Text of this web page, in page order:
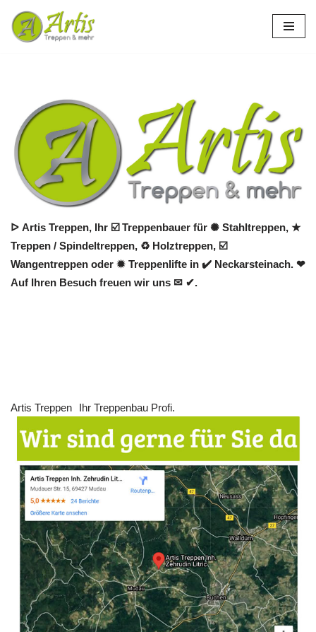
Zum
ᐅ Artis Treppen, Ihr ☑️ Treppenbauer für ✺ Stahltreppen, ★
Treppen / Spindeltreppen, ♻ Holztreppen, ☑️
Wangentreppen oder ✹ Treppenlifte in ✔️ Neckarsteinach. ❤
Auf Ihren Besuch freuen wir uns ✉ ✔.
Artis Treppen Ihr Treppenbau Profi.